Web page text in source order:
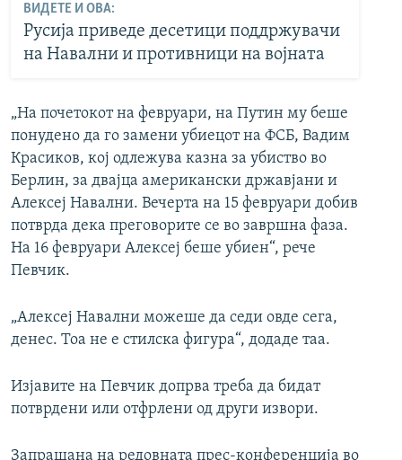
ВИДЕТЕ И ОВА:
Русија приведе десетици поддржувачи
на Навални и противници на војната
„На почетокот на февруари, на Путин му беше
понудено да го замени убиецот на ФСБ, Вадим
Красиков, кој одлежува казна за убиство во
Берлин, за двајца американски државјани и
Алексеј Навални. Вечерта на 15 февруари добив
потврда дека преговорите се во завршна фаза.
На 16 февруари Алексеј беше убиен“, рече
Певчик.
„Алексеј Навални можеше да седи овде сега,
денес. Тоа не е стилска фигура“, додаде таа.
Изјавите на Певчик допрва треба да бидат
потврдени или отфрлени од други извори.
Запрашана на редовната прес-конференција во